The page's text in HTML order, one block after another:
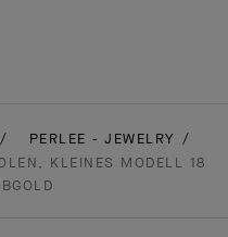
PERLEE - JEWELRY
KLEINES MODELL 18